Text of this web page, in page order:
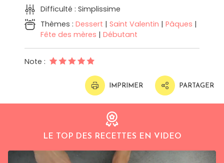
Difficulté : Simplissime
Thèmes : Dessert | Saint Valentin | Pâques |
Fête des mères | Débutant
Note :
IMPRIMER PARTAGER
LE TOP DES RECETTES EN VIDEO